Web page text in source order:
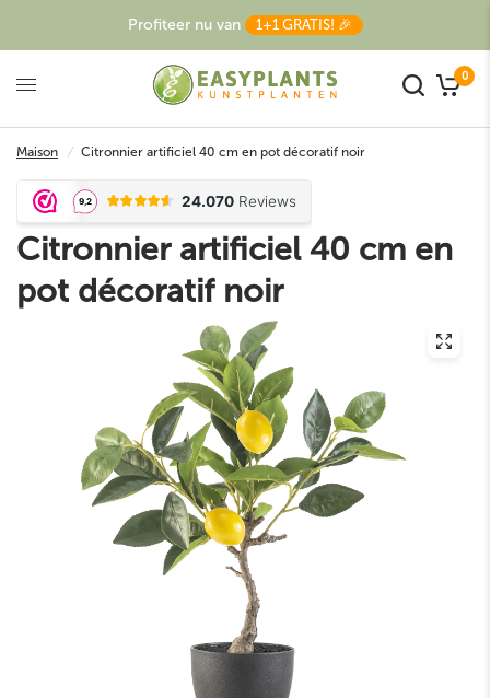
Profiteer nu van 1+1 GRATIS! 🎉
0
Maison / Citronnier artificiel 40 cm en pot décoratif noir
Citronnier artificiel 40 cm en
pot décoratif noir